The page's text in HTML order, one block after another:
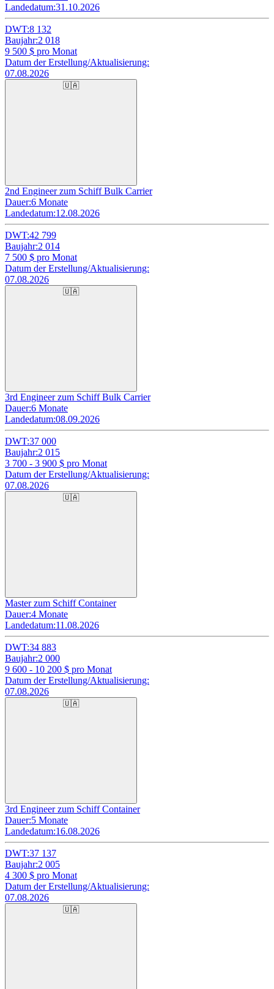
Landedatum:31.10.2026
DWT:8 132
Baujahr:2 018
9 500 $ pro Monat
Datum der Erstellung/Aktualisierung:
07.08.2026
🇺🇦
2nd Engineer zum Schiff Bulk Carrier
Dauer:6 Monate
Landedatum:12.08.2026
DWT:42 799
Baujahr:2 014
7 500 $ pro Monat
Datum der Erstellung/Aktualisierung:
07.08.2026
🇺🇦
3rd Engineer zum Schiff Bulk Carrier
Dauer:6 Monate
Landedatum:08.09.2026
DWT:37 000
Baujahr:2 015
3 700 - 3 900 $ pro Monat
Datum der Erstellung/Aktualisierung:
07.08.2026
🇺🇦
Master zum Schiff Container
Dauer:4 Monate
Landedatum:11.08.2026
DWT:34 883
Baujahr:2 000
9 600 - 10 200 $ pro Monat
Datum der Erstellung/Aktualisierung:
07.08.2026
🇺🇦
3rd Engineer zum Schiff Container
Dauer:5 Monate
Landedatum:16.08.2026
DWT:37 137
Baujahr:2 005
4 300 $ pro Monat
Datum der Erstellung/Aktualisierung:
07.08.2026
🇺🇦